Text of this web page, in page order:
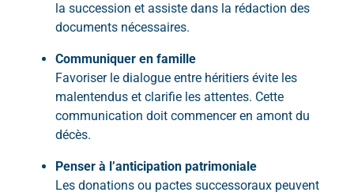
la succession et assiste dans la rédaction des
documents nécessaires.
Communiquer en famille
Favoriser le dialogue entre héritiers évite les
malentendus et clarifie les attentes. Cette
communication doit commencer en amont du
décès.
Penser à l’anticipation patrimoniale
Les donations ou pactes successoraux peuvent